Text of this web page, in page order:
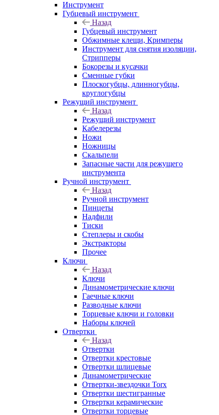
Инструмент
Губцевый инструмент
Назад
Губцевый инструмент
Обжимные клещи, Кримперы
Инструмент для снятия изоляции,
Стрипперы
Бокорезы и кусачки
Сменные губки
Плоскогубцы, длинногубцы,
круглогубцы
Режущий инструмент
Назад
Режущий инструмент
Кабелерезы
Ножи
Ножницы
Скальпели
Запасные части для режущего
инструмента
Ручной инструмент
Назад
Ручной инструмент
Пинцеты
Надфили
Тиски
Степлеры и скобы
Экстракторы
Прочее
Ключи
Назад
Ключи
Динамометрические ключи
Гаечные ключи
Разводные ключи
Торцевые ключи и головки
Наборы ключей
Отвертки
Назад
Отвертки
Отвертки крестовые
Отвертки шлицевые
Динамометрические
Отвертки-звездочки Torx
Отвертки шестигранные
Отвертки керамические
Отвертки торцевые